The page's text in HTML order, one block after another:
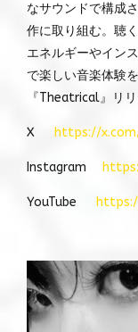
なサウンドで構成
作に取り組む。聴
エネルギーやイン
で楽しい音楽体験
『Theatrical』リリ
X https://
Instagram
YouTube